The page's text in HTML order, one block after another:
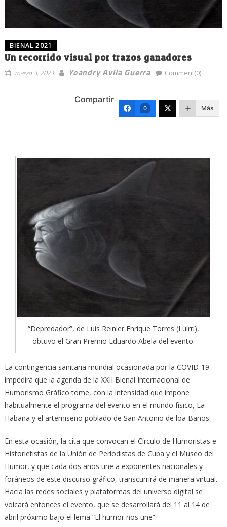
BIENAL 2021
Un recorrido visual por trazos ganadores
marzo 3, 2021 Yoandry Avila Guerra Comment(0)
Compartir
0 Más
“Depredador”, de Luis Reinier Enrique Torres (Luirri),
obtuvo el Gran Premio Eduardo Abela del evento.
La contingencia sanitaria mundial ocasionada por la COVID-19
impedirá que la agenda de la XXII Bienal Internacional de
Humorismo Gráfico tome, con la intensidad que impone
habitualmente el programa del evento en el mundo físico, La
Habana y el artemiseño poblado de San Antonio de loa Baños.
En esta ocasión, la cita que convocan el Círculo de Humoristas e
Historietistas de la Unión de Periodistas de Cuba y el Museo del
Humor, y que cada dos años une a exponentes nacionales y
foráneos de este discurso gráfico, transcurrirá de manera virtual.
Hacia las redes sociales y plataformas del universo digital se
volcará entonces el evento, que se desarrollará del 11 al 14 de
abril próximo bajo el lema “El humor nos une”.